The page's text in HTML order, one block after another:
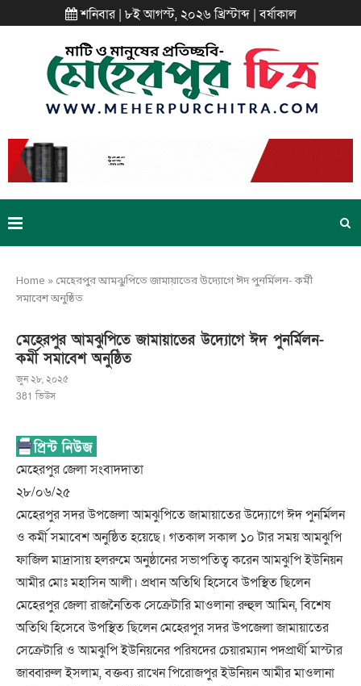
শনিবার | ৮ই আগস্ট, ২০২৬ খ্রিস্টাব্দ | বর্ষাকাল
Home » মেহেরপুর আমঝুপিতে জামায়াতের উদ্যোগে ঈদ পুনর্মিলন- কর্মী
সমাবেশ অনুষ্ঠিত
মেহেরপুর আমঝুপিতে জামায়াতের উদ্যোগে ঈদ পুনর্মিলন-
কর্মী সমাবেশ অনুষ্ঠিত
জুন ২৮, ২০২৫
381 ভিউস
মেহেরপুর জেলা সংবাদদাতা
২৮/০৬/২৫
মেহেরপুর সদর উপজেলা আমঝুপিতে জামায়াতের উদ্যোগে ঈদ পুনর্মিলন
ও কর্মী সমাবেশ অনুষ্ঠিত হয়েছে। গতকাল সকাল ১০ টার সময় আমঝুপি
ফাজিল মাদ্রাসায় হলরুমে অনুষ্ঠানের সভাপতিত্ব করেন আমঝুপি ইউনিয়ন
আমীর মোঃ মহাসিন আলী। প্রধান অতিথি হিসেবে উপস্থিত ছিলেন
মেহেরপুর জেলা রাজনৈতিক সেক্রেটারি মাওলানা রুহুল আমিন, বিশেষ
অতিথি হিসেবে উপস্থিত ছিলেন মেহেরপুর সদর উপজেলা জামায়াতের
সেক্রেটারি ও আমঝুপি ইউনিয়নের পরিষদের চেয়ারম্যান পদপ্রার্থী মাস্টার
জাব্বারুল ইসলাম, বক্তব্য রাখেন পিরোজপুর ইউনিয়ন আমীর মাওলানা